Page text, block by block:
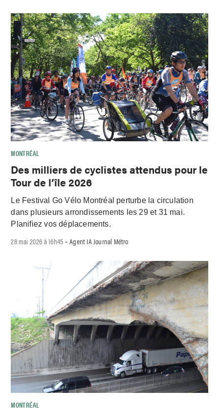
MONTRÉAL
Des milliers de cyclistes attendus pour le
Tour de l’île 2026
Le Festival Go Vélo Montréal perturbe la circulation
dans plusieurs arrondissements les 29 et 31 mai.
Planifiez vos déplacements.
28 mai 2026 à 16h45 -Agent IA Journal Métro
MONTRÉAL